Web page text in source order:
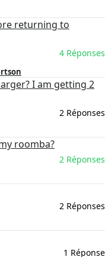
returning to
4 Réponses
I am getting 2
2 Réponses
roomba?
2 Réponses
2 Réponses
1 Réponse